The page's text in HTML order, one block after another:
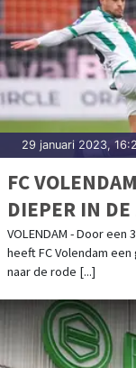
29 januari 2023,
FC
DIEPER IN DE
VOLENDAM - Door
heeft FC Volendam
naar de rode [...]